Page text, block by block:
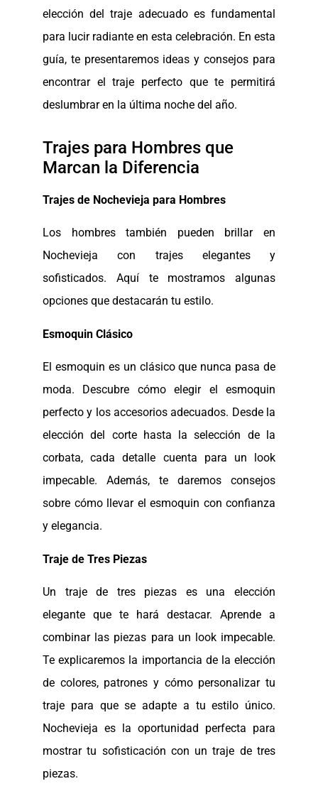
elección del traje adecuado es fundamental
para lucir radiante en esta celebración. En esta
guía, te presentaremos ideas y consejos para
encontrar el traje perfecto que te permitirá
deslumbrar en la última noche del año.
Trajes para Hombres que
Marcan la Diferencia
Trajes de Nochevieja para Hombres
Los hombres también pueden brillar en
Nochevieja con trajes elegantes y
sofisticados. Aquí te mostramos algunas
opciones que destacarán tu estilo.
Esmoquin Clásico
El esmoquin es un clásico que nunca pasa de
moda. Descubre cómo elegir el esmoquin
perfecto y los accesorios adecuados. Desde la
elección del corte hasta la selección de la
corbata, cada detalle cuenta para un look
impecable. Además, te daremos consejos
sobre cómo llevar el esmoquin con confianza
y elegancia.
Traje de Tres Piezas
Un traje de tres piezas es una elección
elegante que te hará destacar. Aprende a
combinar las piezas para un look impecable.
Te explicaremos la importancia de la elección
de colores, patrones y cómo personalizar tu
traje para que se adapte a tu estilo único.
Nochevieja es la oportunidad perfecta para
mostrar tu sofisticación con un traje de tres
piezas.